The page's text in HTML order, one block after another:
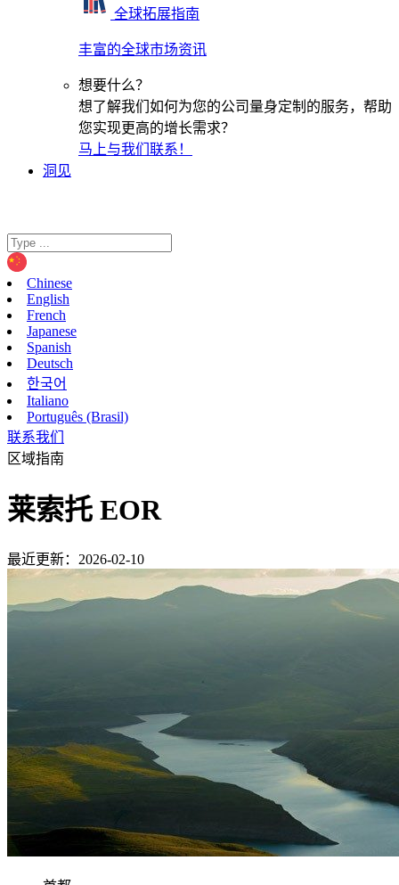
全球拓展指南
丰富的全球市场资讯
想要什么？
想了解我们如何为您的公司量身定制的服务，帮助
您实现更高的增长需求？
马上与我们联系！
洞见
Chinese
English
French
Japanese
Spanish
Deutsch
한국어
Italiano
Português (Brasil)
联系我们
区域指南
莱索托 EOR
最近更新：2026-02-10